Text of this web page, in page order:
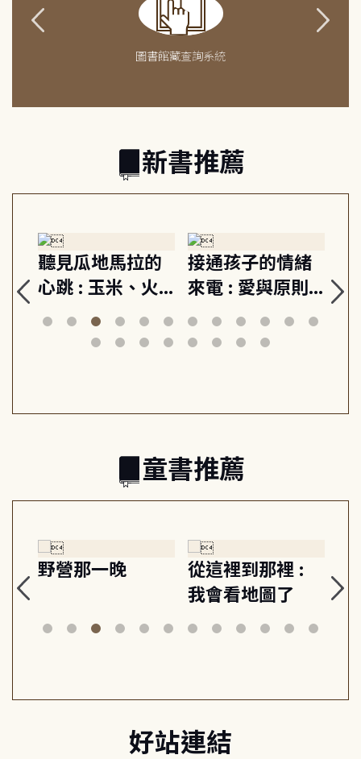
圖書館藏查詢系統
新書推薦
聽見瓜地馬拉的
心跳 : 玉米、火
山與信仰, 外交官
筆下的現代馬雅
接通孩子的情緒
來電 : 愛與原則,
建立教養的安定
節奏 22個行動練
關
童書推薦
野營那一晚
從這裡到那裡 :
我會看地圖了
美
好站連結